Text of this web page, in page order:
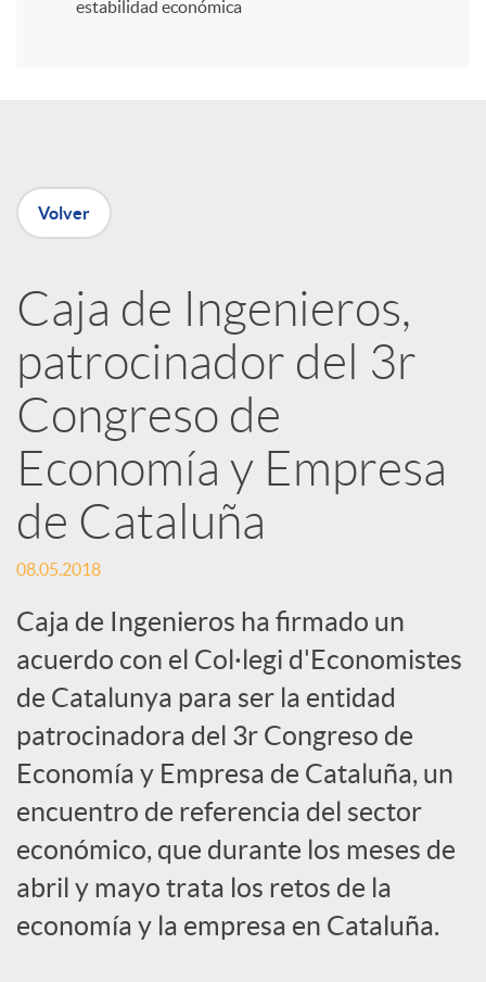
n
e
d
e
s
S
o
c
i
a
l
estabilidad económica
Volver
Caja de Ingenieros,
patrocinador del 3r
Congreso de
Economía y Empresa
de Cataluña
08.05.2018
Caja de Ingenieros ha firmado un
acuerdo con el Col·legi d'Economistes
de Catalunya para ser la entidad
patrocinadora del 3r Congreso de
Economía y Empresa de Cataluña, un
encuentro de referencia del sector
económico, que durante los meses de
abril y mayo trata los retos de la
economía y la empresa en Cataluña.